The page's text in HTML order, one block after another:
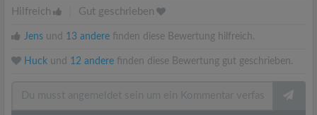
Hilfreich Gut geschrieben
Jens und 13 andere finden diese Bewertung hilfreich.
Huck und 12 andere finden diese Bewertung gut geschrieben.